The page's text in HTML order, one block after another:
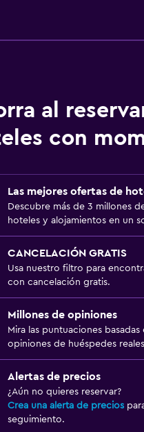
al
con
Las mejores ofertas de
Descubre más de 3 millones
hoteles y alojamientos en un
CANCELACIÓN GRATIS
Usa nuestro filtro para
con cancelación gratis.
Millones de opiniones
Mira las puntuaciones
opiniones de huéspedes
Alertas de precios
¿Aún no quieres reservar?
Crea una alerta de precios
seguimiento.